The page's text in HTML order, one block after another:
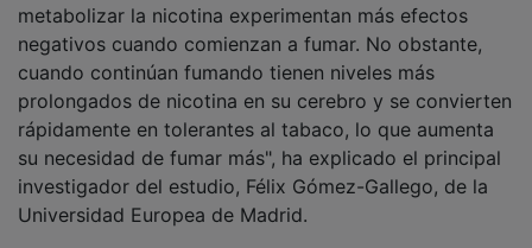
negativos cuando comienzan a fumar. No obstante,
cuando continúan fumando tienen niveles más
prolongados de nicotina en su cerebro y se convierten
rápidamente en tolerantes al tabaco, lo que aumenta
su necesidad de fumar más", ha explicado el principal
investigador del estudio, Félix Gómez-Gallego, de la
Universidad Europea de Madrid.